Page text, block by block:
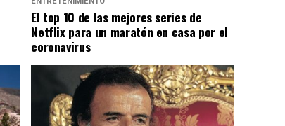
El top 10 de las mejores series de
Netflix para un maratón en casa por el
coronavirus